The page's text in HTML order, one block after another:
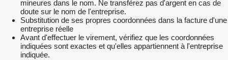
mineures dans le nom. Ne transférez pas d'argent en cas de
doute sur le nom de l'entreprise.
Substitution de ses propres coordonnées dans la facture d'une
entreprise réelle
Avant d'effectuer le virement, vérifiez que les coordonnées
indiquées sont exactes et qu'elles appartiennent à l'entreprise
indiquée.